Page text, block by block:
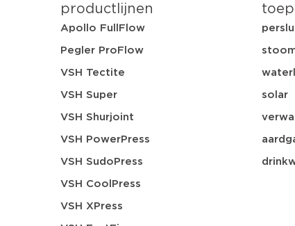
productlijnen
Apollo FullFlow
Pegler ProFlow
VSH Tectite
VSH Super
VSH Shurjoint
VSH PowerPress
VSH SudoPress
VSH CoolPress
VSH XPress
solar